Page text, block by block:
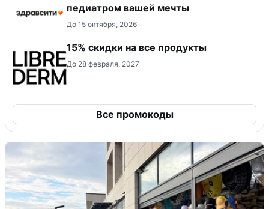
педиатром вашей мечты
До 15 октября, 2026
15% скидки на все продукты
До 28 февраля, 2027
Все промокоды